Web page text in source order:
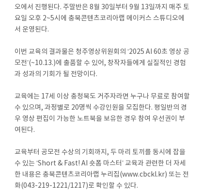
오에서 진행된다. 주말반은 8월 30일부터 9월 13일까지 매주 토
요일 오후 2~5시에 충북콘텐츠코리아랩 메이커스 스튜디오에
서 운영된다.
이번 교육의 결과물은 청주영상위원회의 ‘2025 AI 60초 영상 공
모전’(~10.13.)에 출품할 수 있어, 창작자들에게 실질적인 경험
과 성과의 기회가 될 전망이다.
교육에는 17세 이상 충청북도 거주자라면 누구나 무료로 참여할
수 있으며, 과정별로 20명씩 수강인원을 모집한다. 평일반의 경
우 영상 편집이 가능한 노트북을 보유한 경우 참여 우선권이 부
여된다.
교육부터 공모전 수상의 기회까지, 두 마리 토끼를 동시에 잡을
수 있는 ‘Short & Fast! AI 숏폼 마스터’ 교육과 관련한 더 자세
한 내용은 충북콘텐츠코리아랩 누리집(www.cbckl.kr) 또는 전
화(043-219-1221/1217)로 확인할 수 있다.